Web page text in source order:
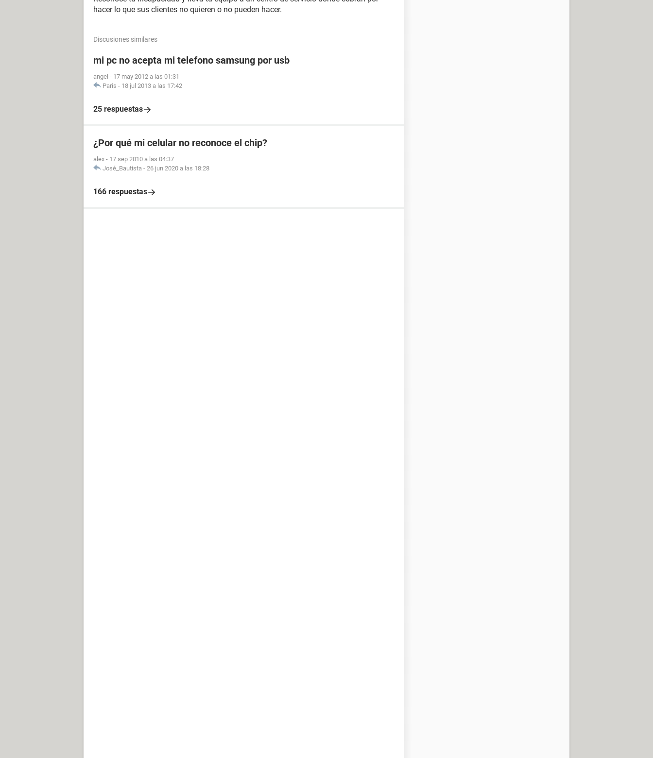
hacer lo que sus clientes no quieren o no pueden hacer.
Discusiones similares
mi pc no acepta mi telefono samsung por usb
angel - 17 may 2012 a las 01:31
Paris - 18 jul 2013 a las 17:42
25 respuestas
¿Por qué mi celular no reconoce el chip?
alex - 17 sep 2010 a las 04:37
José_Bautista - 26 jun 2020 a las 18:28
166 respuestas